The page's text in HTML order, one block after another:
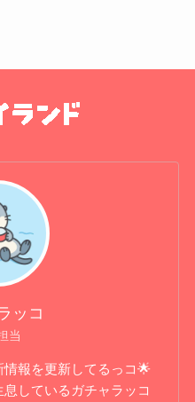
ッコ
当
報を更新してるっコ🌟
しているガチャラッコ